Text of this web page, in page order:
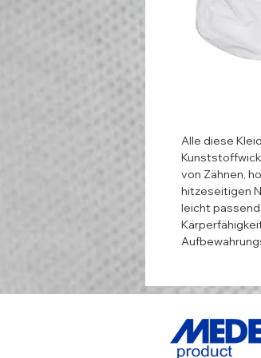
Alle diese
von Zähnen,
hitzeseitigen
leicht